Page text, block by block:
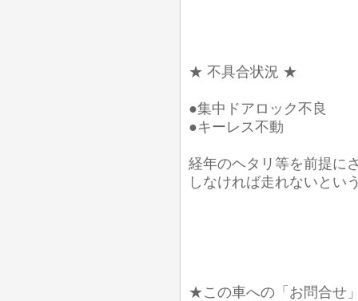
★ 不具合状況 ★
●集中ドアロック不良
●キーレス不動
経年のヘタリ等を前提に
しなければ走れないとい
★この車への「お問合せ